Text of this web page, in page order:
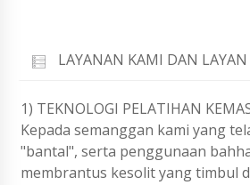
LAYANAN KAMI DAN LAYAN
1) TEKNOLOGI PELATIHAN
Kepada semanggan kami yang
"bantal", serta penggunaan
membrantus kesolit yang timbul